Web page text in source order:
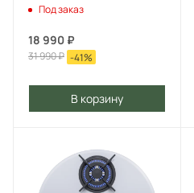
Под заказ
18 990 ₽
31 990₽ -41%
В корзину